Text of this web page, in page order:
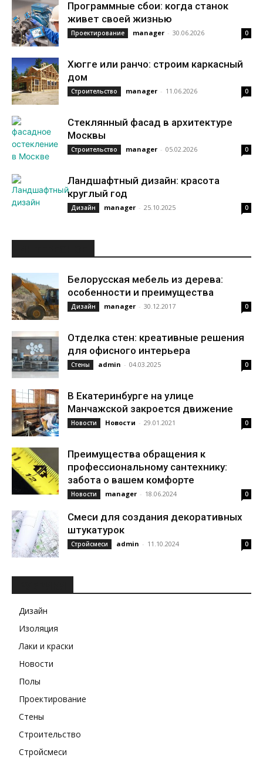
Программные сбои: когда станок
живет своей жизнью
Проектирование manager - 30.06.2026 0
Хюгге или ранчо: строим каркасный
дом
Строительство manager - 11.06.2026 0
Стеклянный фасад в архитектуре
Москвы
Строительство manager - 05.02.2026 0
Ландшафтный дизайн: красота
круглый год
Дизайн manager - 25.10.2025 0
Белорусская мебель из дерева:
особенности и преимущества
Дизайн manager - 30.12.2017 0
Отделка стен: креативные решения
для офисного интерьера
Стены admin - 04.03.2025 0
В Екатеринбурге на улице
Манчажской закроется движение
Новости Новости - 29.01.2021 0
Преимущества обращения к
профессиональному сантехнику:
забота о вашем комфорте
Новости manager - 18.06.2024 0
Смеси для создания декоративных
штукатурок
Стройсмеси admin - 11.10.2024 0
Дизайн
Изоляция
Лаки и краски
Новости
Полы
Проектирование
Стены
Строительство
Стройсмеси